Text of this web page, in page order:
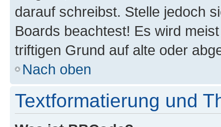
darauf schreibst. Stelle jedoch
Boards beachtest! Es wird
triftigen Grund auf alte oder
Nach oben
Textformatierung und